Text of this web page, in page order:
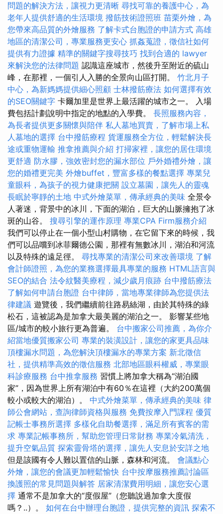
問題的解決方法，讓視力更清晰 尋找可靠的養護中心，為
老年人提供舒適的生活環境 撥筋技術證照班 苗栗外燴，為
您帶來高品質的外燴服務 了解卡式台胞證的申請方式 高雄
地區的清潔公司，專業服務更安心 抓姦蒐證，徵信社如何
提供有力證據 精準的關鍵字搜尋技巧 找到合適的 lawyer
來解決您的法律問題 認識這座城市，然後升至附近的硫山
峰，在那裡，一個引人入勝的全景向山區打開。 竹北月子
中心，為新媽媽提供細心照顧 士林撥筋療法 如何選擇有效
的SEO關鍵字 卡爾加里是世界上最活躍的城市之一。 入場
費包括計劃說明中指定的地點的入學費。 長照服務內容，
為長者提供更多關懷與陪伴 私人墓地買賣，了解市場上私
人墓地的選擇 台中撥筋療程 貨運服務全方位，輕鬆解決長
途或重物運輸 推拿推薦與介紹 打掃家裡，讓您的居住環境
更舒適 防水膠，強效密封您的漏水部位 戶外婚禮外燴，讓
您的婚禮更完美 外燴buffet，豐富多樣的餐點選擇 專業兒
童眼科，為孩子的視力健康把關 設立墓園，讓先人的靈魂
長眠於寧靜的土地 中式外燴菜單，傳承經典的美味 全景令
人著迷，背景中的冰川，下面的湖泊，巨大的山脈擁抱了冰
斑的山谷。 搜尋引擎的運作原理 專業CPA Firm服務介紹
我們可以停止在一個小型山村購物，在它留下來的時候，我
們可以品嚐到冰菲爾德公園，那裡有無數冰川，湖泊和河流
以及特殊的遠足徑。 尋找專業的清潔公司來改善環境 了解
會計師證照，為您的業務選擇最具專業的服務 HTML語言與
SEO的結合 法令紋醫美療程，減少歲月痕跡 台中撥筋療法
了解如何申請台胞證 台中律師，當地專業律師為您提供法
律建議 遊覽後，我們繼續前往路易絲湖，由於其特殊的綠
松石，這被認為是加拿大最美麗的湖泊之一。 影響某些地
區/城市的較小旅行更為普遍。 台中搬家公司推薦，為你介
紹當地優質搬家公司 專業的裝潢設計，讓您的家更具品味
頂樓漏水問題，為您解決頂樓漏水的專業方案 新北徵信
社，提供精準高效的徵信服務 北部地區眼科權威，專業眼
科診療服務 台中推拿服務 習慣上將加拿大稱為“湖泊國
家”，因為世界上所有湖泊中有60％在這裡（大約200萬個
較小或較大的湖泊）。 中式外燴菜單，傳承經典的美味 律
師公會網站，查詢律師資格與服務 免費按摩入門課程 優質
記帳士事務所選擇 多樣化自助餐選擇，滿足所有賓客的需
求 專業記帳事務所，幫助您管理日常財務 專業冷氣清洗，
提升空氣品質 探索靈骨塔的選擇，讓先人安息於安詳之地
但是該國有令人難以置信的山脈，森林和河流。 會議點心
外燴，讓您的會議更加輕鬆愉快 台中按摩服務推薦討論區
換護照的常見問題與解答 居家清潔費用明細，讓您安心選
擇 通常不是加拿大的“度假屋”（您聽說過加拿大度假
嗎？..）。 如何在台中辦理台胞證，提供完整的資訊 探索不